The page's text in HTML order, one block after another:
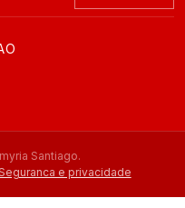
Santiago.
e privacidade